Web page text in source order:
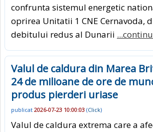
confrunta sistemul energetic
oprirea Unitatii 1 CNE Cernavoda,
debitului redus al Dunarii
Valul de caldura din Marea
24 de milioane de ore de
produs pierderi uriase
publicat 2026-07-23 10:00:03 (Click)
Valul de caldura extrema care a